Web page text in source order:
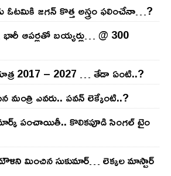
జ‌గ‌న్ కొత్త అస్త్రం ఫ‌లించేనా…?
ఆప‌ర్ల‌తో బ‌య్య‌ర్లు… @ 300
2017 – 2027 … తేడా ఏంటి..?
ఎవ‌రు.. ప‌వ‌న్ లెక్కేంటి..?
పంచాయితీ.. కొలిక‌పూడి సింగ‌ల్ టైం
మించిన సుకుమార్‌… లెక్క‌ల మాస్టార్